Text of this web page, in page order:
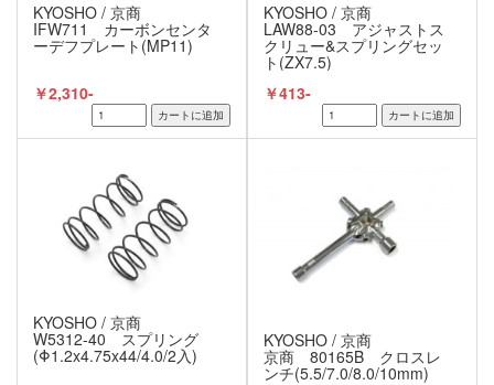
KYOSHO / 京商
IFW711 カーボンセンタ
ーデフプレート(MP11)
￥2,310-
KYOSHO / 京商
LAW88-03 アジャストス
クリュー&スプリングセッ
ト(ZX7.5)
￥413-
KYOSHO / 京商
W5312-40 スプリング
(Φ1.2x4.75x44/4.0/2入)
KYOSHO / 京商
京商 80165B クロスレ
ンチ(5.5/7.0/8.0/10mm)